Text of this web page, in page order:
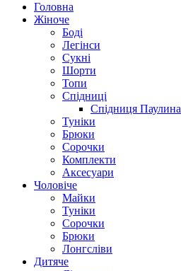
Головна
Жіноче
Боді
Легінси
Сукні
Шорти
Топи
Спідниці
Спідниця Паулина
Туніки
Брюки
Сорочки
Комплекти
Аксесуари
Чоловіче
Майки
Туніки
Сорочки
Брюки
Лонгсліви
Дитяче